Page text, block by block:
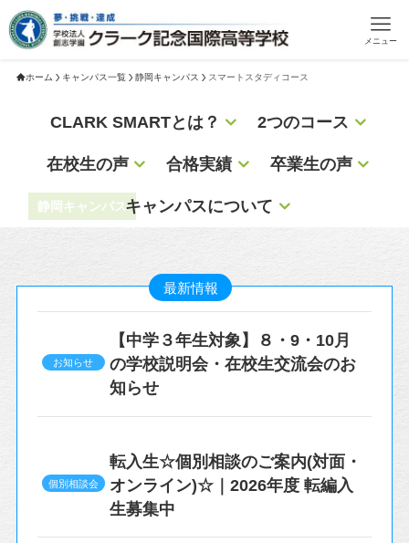
メニュー
ホーム キャンパス一覧 静岡キャンパス スマートスタディコース
静岡キャンパス
CLARK SMARTとは？ 2つのコース
在校生の声 合格実績 卒業生の声
キャンパスについて
最新情報
お知らせ
【中学３年生対象】８・9・10月
の学校説明会・在校生交流会のお
知らせ
個別相談会
転入生☆個別相談のご案内(対面・
オンライン)☆｜2026年度 転編入
生募集中